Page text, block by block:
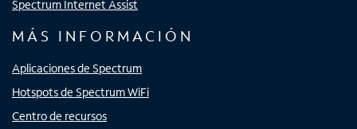
Spectrum Internet Assist
MÁS INFORMACIÓN
Aplicaciones de Spectrum
Hotspots de Spectrum WiFi
Centro de recursos